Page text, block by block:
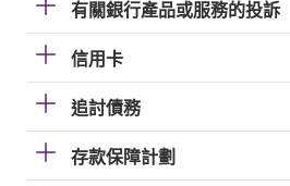
有關銀行產品或服務的投訴
信用卡
追討債務
存款保障計劃